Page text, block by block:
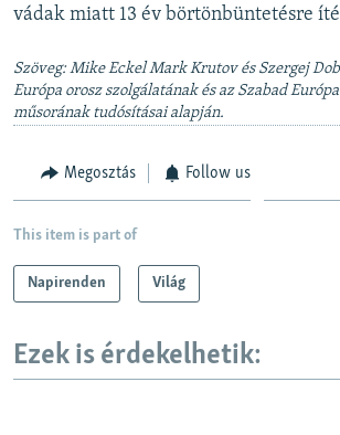
vádak miatt 13 év börtönbüntetésre
Szöveg: Mike Eckel Mark Krutov és Szergej
Európa orosz szolgálatának és az Szabad
műsorának tudósításai alapján.
Megosztás Follow us
This item is part of
Napirenden Világ
Ezek is érdekelhetik: